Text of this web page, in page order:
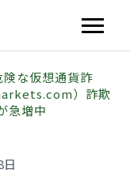
険な仮想通貨詐
）詐欺
急増中
日